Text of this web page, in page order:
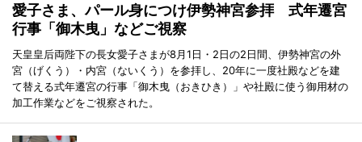
愛子さま、パール身につけ伊勢神宮参拝 式年遷宮
行事「御木曳」などご視察
天皇皇后両陛下の長女愛子さまが8月1日・2日の2日間、伊勢神宮の外
宮（げくう）・内宮（ないくう）を参拝し、20年に一度社殿などを建
て替える式年遷宮の行事「御木曳（おきひき）」や社殿に使う御用材の
加工作業などをご視察された。